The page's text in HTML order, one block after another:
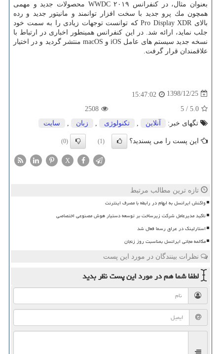
بعنوان مثال، در كنفرانس WWDC ۲۰۱۹ محصولات جدید و مهمی
همچون مك پرو جدید با سخت افزار توانمند و مانیتور جدید و رده
بالای Pro Display XDR كه توانست توجهات زیادی را به سمت خود
جلب نماید، ارائه شد. در این كنفرانس همینطور اخباری در ارتباط با
نسخه جدید سیستم های عامل iOS و macOS منتشر گردید و در اختیار
علاقمندان قرار گرفت.
1398/12/25
15:47:02
5.0
/
5
2508
تگهای خبر:
آنلاین تكنولوژی زبان سایت
این پست را می پسندید؟ (1)
(0)
X
تازه ترین مطالب مرتبط
واکنش ایرانسل به ابهام در رابطه با مصرف اینترنت
تاکید مدیرعامل شرکت زیرساخت بر توسعه دستیار هوش مصنوعی اختصاصی
استارلینک در عراق رسما فعال شد
مکالمه مجانی ایرانسل بمناسبت روز زنجان
نظرات بینندگان در مورد این پست
لطفا شما همدر مورد این پستنظر بدید